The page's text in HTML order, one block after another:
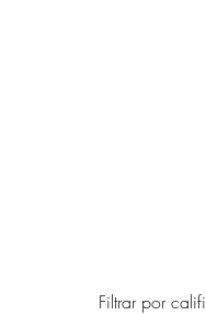
Filtrar por